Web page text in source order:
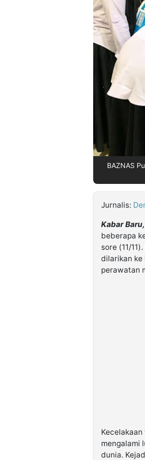
BAZNAS
Jurnalis:
Kabar
beberapa
sore (11/
dilarikan ke
perawatan
mengalami
dunia.